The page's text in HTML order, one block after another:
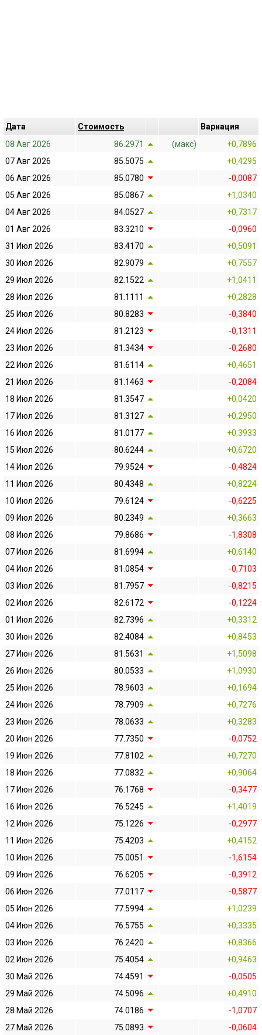
Дата Cтоимость
Bариация
08 Авг 2026
86.2971 (макс)
+0,7896
07 Авг 2026
85.5075
+0,4295
06 Авг 2026
85.0780
-0,0087
05 Авг 2026
85.0867
+1,0340
04 Авг 2026
84.0527
+0,7317
01 Авг 2026
83.3210
-0,0960
31 Июл 2026
83.4170
+0,5091
30 Июл 2026
82.9079
+0,7557
29 Июл 2026
82.1522
+1,0411
28 Июл 2026
81.1111
+0,2828
25 Июл 2026
80.8283
-0,3840
24 Июл 2026
81.2123
-0,1311
23 Июл 2026
81.3434
-0,2680
22 Июл 2026
81.6114
+0,4651
21 Июл 2026
81.1463
-0,2084
18 Июл 2026
81.3547
+0,0420
17 Июл 2026
81.3127
+0,2950
16 Июл 2026
81.0177
+0,3933
15 Июл 2026
80.6244
+0,6720
14 Июл 2026
79.9524
-0,4824
11 Июл 2026
80.4348
+0,8224
10 Июл 2026
79.6124
-0,6225
09 Июл 2026
80.2349
+0,3663
08 Июл 2026
79.8686
-1,8308
07 Июл 2026
81.6994
+0,6140
04 Июл 2026
81.0854
-0,7103
03 Июл 2026
81.7957
-0,8215
02 Июл 2026
82.6172
-0,1224
01 Июл 2026
82.7396
+0,3312
30 Июн 2026
82.4084
+0,8453
27 Июн 2026
81.5631
+1,5098
26 Июн 2026
80.0533
+1,0930
25 Июн 2026
78.9603
+0,1694
24 Июн 2026
78.7909
+0,7276
23 Июн 2026
78.0633
+0,3283
20 Июн 2026
77.7350
-0,0752
19 Июн 2026
77.8102
+0,7270
18 Июн 2026
77.0832
+0,9064
17 Июн 2026
76.1768
-0,3477
16 Июн 2026
76.5245
+1,4019
12 Июн 2026
75.1226
-0,2977
11 Июн 2026
75.4203
+0,4152
10 Июн 2026
75.0051
-1,6154
09 Июн 2026
76.6205
-0,3912
06 Июн 2026
77.0117
-0,5877
05 Июн 2026
77.5994
+1,0239
04 Июн 2026
76.5755
+0,3335
03 Июн 2026
76.2420
+0,8366
02 Июн 2026
75.4054
+0,9463
30 Май 2026
74.4591
-0,0505
29 Май 2026
74.5096
+0,4910
28 Май 2026
74.0186
-1,0707
27 Май 2026
75.0893 -0,0604